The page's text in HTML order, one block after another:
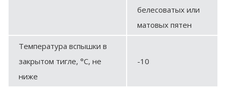
белесоватых или
матовых пятен
Температура вспышки в
закрытом тигле, °С, не
ниже
-10